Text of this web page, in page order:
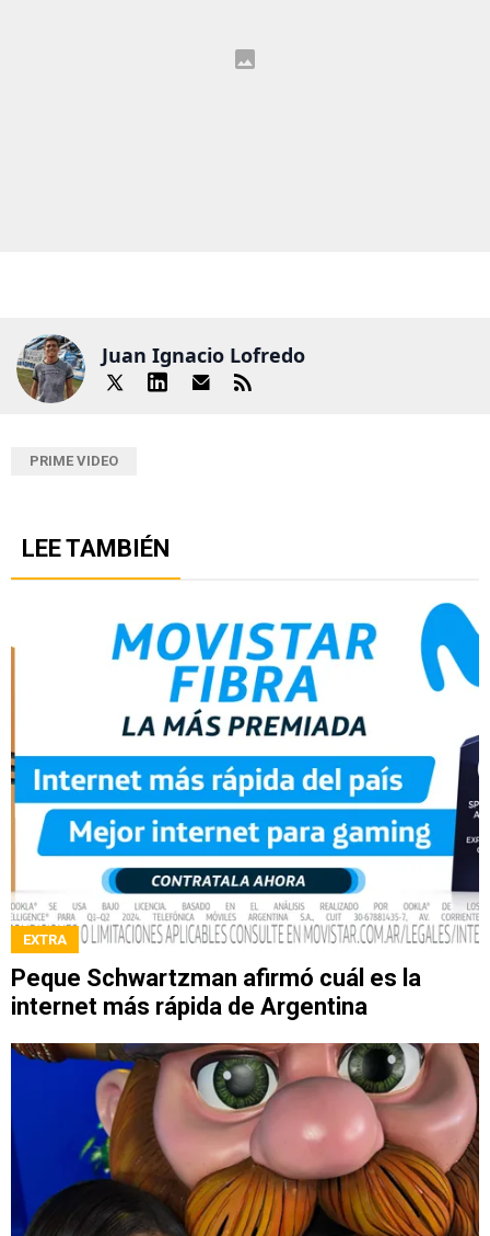
Juan Ignacio Lofredo
PRIME VIDEO
LEE TAMBIÉN
EXTRA
Peque Schwartzman afirmó cuál es la
internet más rápida de Argentina